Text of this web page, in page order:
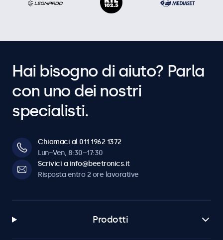
Hai bisogno di aiuto? Parla
con uno dei nostri
specialisti.
Chiamaci al 011 1962 1372
Lun–Ven, 8:30–17:30
Scrivici a info@beetronics.it
Risposta entro 2 ore lavorative
Prodotti